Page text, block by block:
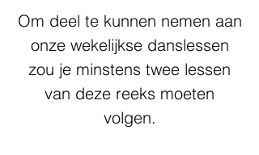
Om deel te kunnen nemen aan
onze wekelijkse danslessen
zou je minstens twee lessen
van deze reeks moeten
volgen.